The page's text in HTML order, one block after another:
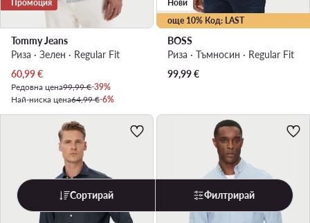
Промоция
Tommy Jeans
Риза · Зелен · Regular Fit
Актуална цена
60,99€
Редовна цена99,99 €-39%
Най-ниска цена64,99 €-6%
още 10% Код: LAST
Нови
BOSS
Риза · Тъмносин · Regular Fit
99,99€
Сортирай Филтрирай